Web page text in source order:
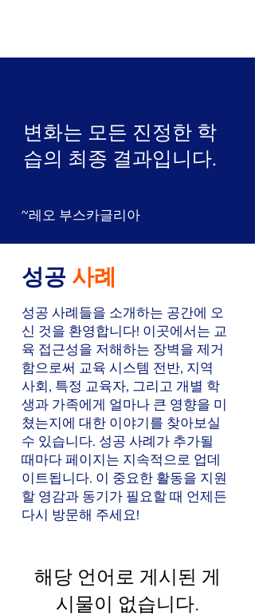
변화는 모든 진정한 학
습의 최종 결과입니다.
~레오 부스카글리아
성공 사례
성공 사례들을 소개하는 공간에 오
신 것을 환영합니다! 이곳에서는 교
육 접근성을 저해하는 장벽을 제거
함으로써 교육 시스템 전반, 지역
사회, 특정 교육자, 그리고 개별 학
생과 가족에게 얼마나 큰 영향을 미
쳤는지에 대한 이야기를 찾아보실
수 있습니다. 성공 사례가 추가될
때마다 페이지는 지속적으로 업데
이트됩니다. 이 중요한 활동을 지원
할 영감과 동기가 필요할 때 언제든
다시 방문해 주세요!
해당 언어로 게시된 게
시물이 없습니다.